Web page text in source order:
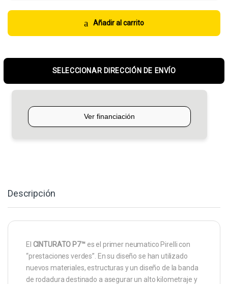
Añadir al carrito
SELECCIONAR DIRECCIÓN DE ENVÍO
Descripción
El CINTURATO P7™es el primer neumatico Pirelli con
“prestaciones verdes”. En su diseño se han utilizado
nuevos materiales, estructuras y un diseño de la banda
de rodadura destinado a asegurar un alto kilometraje y